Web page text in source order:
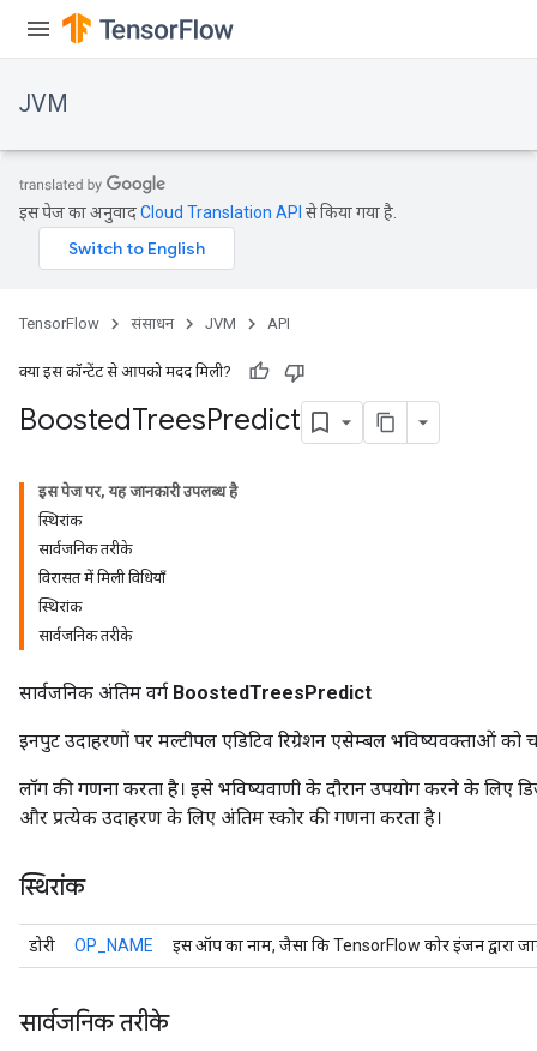
JVM
इस पेज का अनुवादCloud Translation API से किया गया है.
TensorFlow संसाधन JVM API
क्या इस कॉन्टेंट से आपको मदद मिली?
BoostedTreesPredict
इस पेज पर, यह जानकारी उपलब्ध है
स्थिरांक
सार्वजनिक तरीके
विरासत में मिली विधियाँ
स्थिरांक
सार्वजनिक तरीके
सार्वजनिक अंतिम वर्ग BoostedTreesPredict
इनपुट उदाहरणों पर मल्टीपल एडिटिव रिग्रेशन एसेम्बल भविष्यवक्ताओं को
लॉग की गणना करता है। इसे भविष्यवाणी के दौरान उपयोग करने के लिए
और प्रत्येक उदाहरण के लिए अंतिम स्कोर की गणना करता है।
स्थिरांक
डोरी OP_NAME इस ऑप का नाम, जैसा कि TensorFlow कोर इंजन द्वारा
सार्वजनिक तरीके